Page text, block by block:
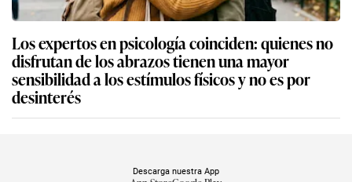
Los expertos en psicología coinciden: quienes no
disfrutan de los abrazos tienen una mayor
sensibilidad a los estímulos físicos y no es por
desinterés
Descarga nuestra App